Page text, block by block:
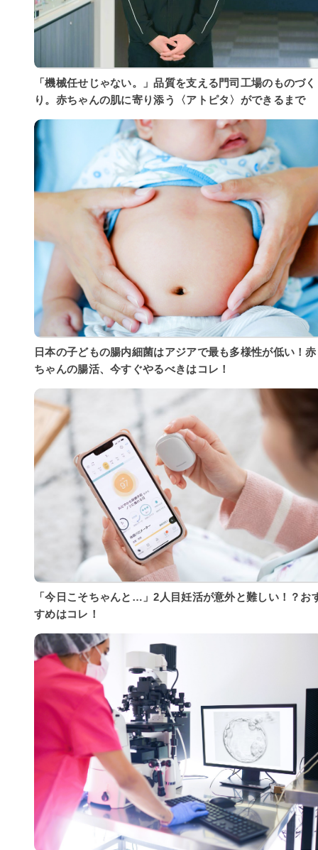
「機械任せじゃない。」品質を支える門司工場のものづく
り。赤ちゃんの肌に寄り添う〈アトピタ〉ができるまで
日本の子どもの腸内細菌はアジアで最も多様性が低い！赤
ちゃんの腸活、今すぐやるべきはコレ！
「今日こそちゃんと…」2人目妊活が意外と難しい！？お
すめはコレ！